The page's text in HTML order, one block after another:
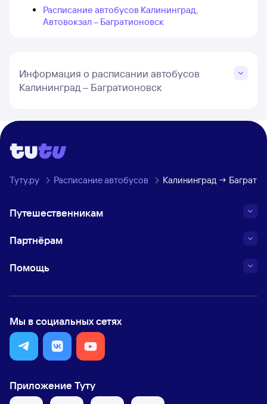
Расписание автобусов Калининград,
Автовокзал – Багратионовск
Информация о расписании автобусов
Калининград – Багратионовск
Туту.ру Расписание автобусов Калининград →
Путешественникам
Партнёрам
Помощь
Мы в социальных сетях
Приложение Туту